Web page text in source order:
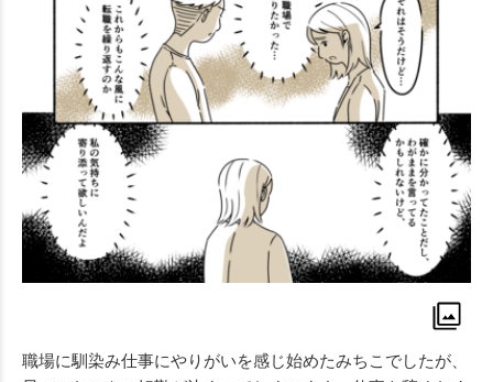
職場に馴染み仕事にやりがいを感じ始めたみちこでしたが、